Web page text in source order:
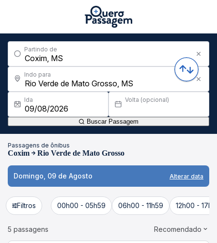
Partindo de
Indo para
Ida Volta (opcional)
Buscar Passagem
Passagens de ônibus
Coxim Rio Verde de Mato Grosso
Domingo, 09 de Agosto Alterar data
Filtros 00h00 - 05h59 06h00 - 11h59 12h00 -
5 passagens Recomendado